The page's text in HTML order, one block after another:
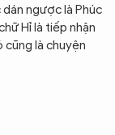
ngược là Phúc
Hỉ là tiếp nhận
cũng là chuyện